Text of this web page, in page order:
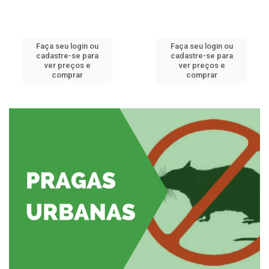
Faça seu login ou
cadastre-se para
ver preços e
comprar
Faça seu login ou
cadastre-se para
ver preços e
comprar